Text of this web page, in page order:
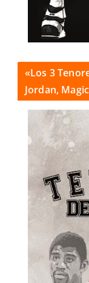
«Los 3
Jordan,